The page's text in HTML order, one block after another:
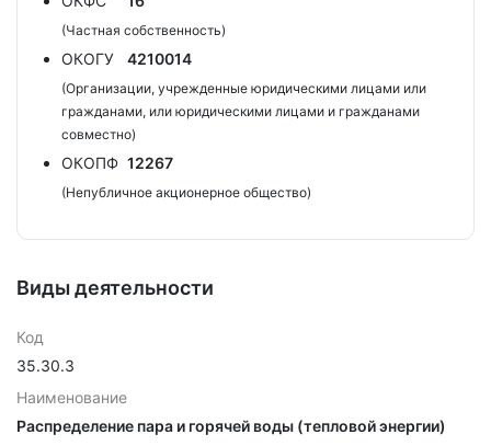
(Частная собственность)
ОКОГУ 4210014
(Организации, учрежденные юридическими лицами или
гражданами, или юридическими лицами и гражданами
совместно)
ОКОПФ 12267
(Непубличное акционерное общество)
Виды деятельности
Код
35.30.3
Наименование
Распределение пара и горячей воды (тепловой энергии)